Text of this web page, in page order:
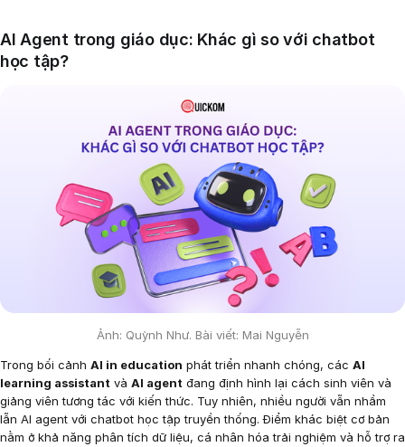
AI Agent trong giáo dục: Khác gì so với chatbot
học tập?
Ảnh: Quỳnh Như. Bài viết: Mai Nguyễn
Trong bối cảnh AI in education phát triển nhanh chóng, các AI
learning assistant và AI agent đang định hình lại cách sinh viên và
giảng viên tương tác với kiến thức. Tuy nhiên, nhiều người vẫn nhầm
lẫn AI agent với chatbot học tập truyền thống. Điểm khác biệt cơ bản
nằm ở khả năng phân tích dữ liệu, cá nhân hóa trải nghiệm và hỗ trợ ra